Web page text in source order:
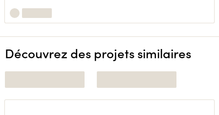
Découvrez des projets similaires